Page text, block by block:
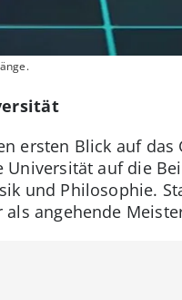
ersten Blick auf das
auf die
und Philosophie.
angehende